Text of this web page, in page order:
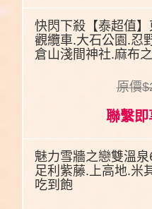
快閃下殺【泰超值
觀纜車.大石公園.忍
倉山淺間神社.麻布
原價
聯繫即
魅力雪牆之戀雙溫
足利紫藤.上高地.米
吃到飽